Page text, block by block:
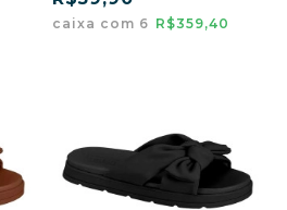
caixa com 6 R$359,40